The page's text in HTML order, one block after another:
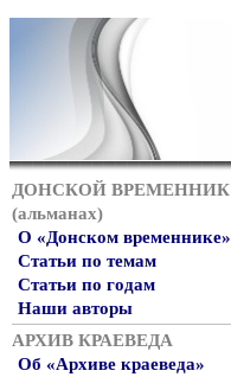
ДОНСКОЙ ВРЕМЕННИК
(альманах)
О «Донском временнике»
Статьи по темам
Статьи по годам
Наши авторы
АРХИВ КРАЕВЕДА
Об «Архиве краеведа»